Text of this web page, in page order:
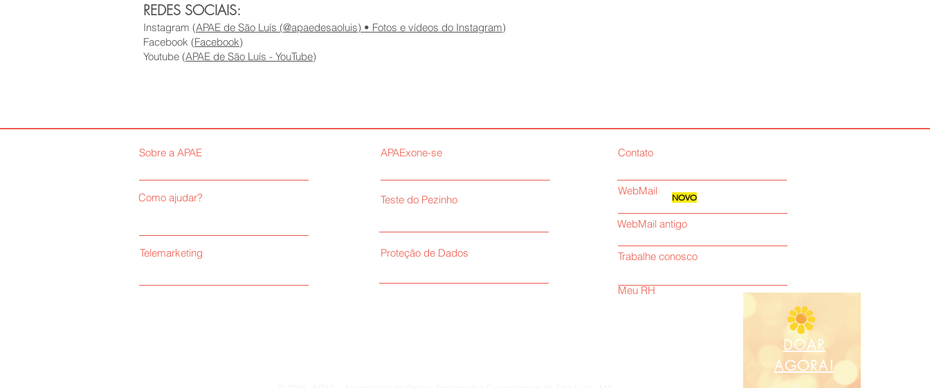
REDES SOCIAIS:
Instagram (APAE de São Luís (@apaedesaoluis) • Fotos e vídeos do Instagram)
Facebook (Facebook)
Youtube (APAE de São Luís - YouTube)
DOAR
AGORA!
Sobre a APAE
Como ajudar?
Telemarketing
APAExone-se
Teste do Pezinho
Proteção de Dados
Contato
WebMail
NOVO
WebMail antigo
Trabalhe conosco
Meu RH